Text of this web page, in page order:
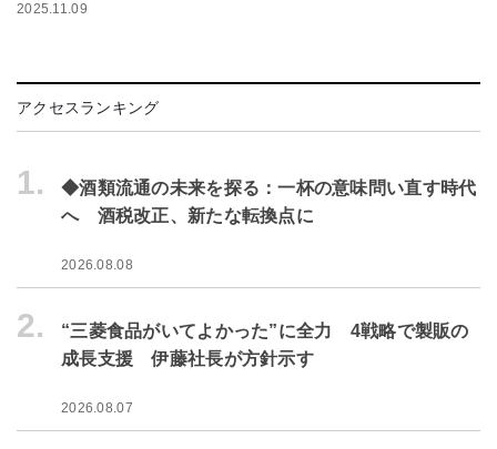
2025.11.09
アクセスランキング
1.
◆酒類流通の未来を探る：一杯の意味問い直す時代
へ 酒税改正、新たな転換点に
2026.08.08
2.
“三菱食品がいてよかった”に全力 4戦略で製販の
成長支援 伊藤社長が方針示す
2026.08.07